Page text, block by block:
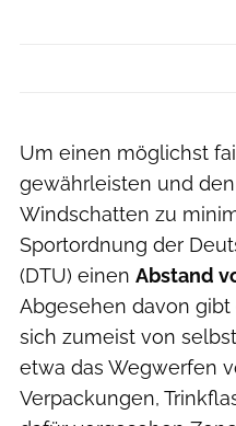
Um einen möglichst
gewährleisten und
Windschatten zu
Sportordnung der
(DTU) einen Abstand
Abgesehen davon
sich zumeist von
etwa das Wegwerfen
Verpackungen,